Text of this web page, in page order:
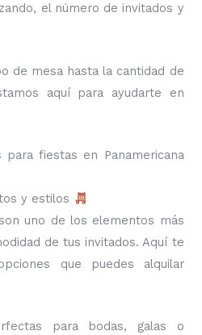
el número de invitados y
de mesa hasta la cantidad de
aquí para ayudarte en
fiestas en Panamericana
y estilos
uno de los elementos más
de tus invitados. Aquí te
que puedes alquilar
para bodas, galas o